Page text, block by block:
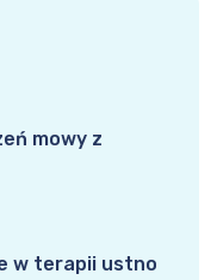
mowy z
w terapii ustno